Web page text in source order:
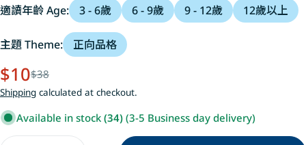
適讀年齡 Age: 3 - 6歲 6 - 9歲 9 - 12歲 12歲以上
主題 Theme: 正向品格
Sale
price
$10
Regular
price
$38
Shipping calculated at checkout.
Available in stock (34) (3-5 Business day delivery)